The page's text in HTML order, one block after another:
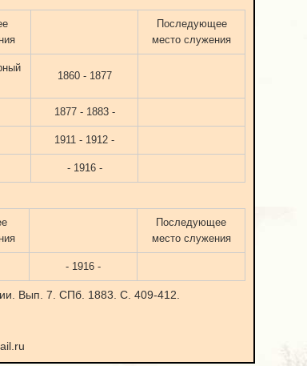
Последующее
место служения
1860 - 1877
1877 - 1883 -
1911 - 1912 -
- 1916 -
Последующее
место служения
- 1916 -
Вып. 7. СПб. 1883. С. 409-412.